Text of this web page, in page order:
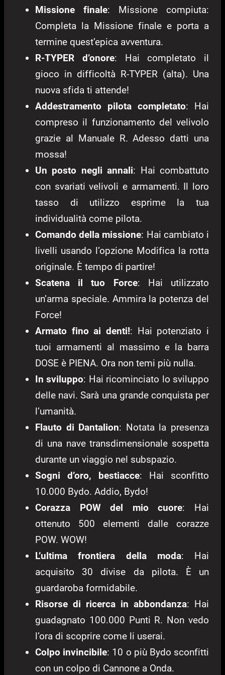
Missione finale: Missione compiuta:
Completa la Missione finale e porta a
termine quest’epica avventura.
R-TYPER d’onore: Hai completato il
gioco in difficoltà R-TYPER (alta). Una
nuova sfida ti attende!
Addestramento pilota completato: Hai
compreso il funzionamento del velivolo
grazie al Manuale R. Adesso datti una
mossa!
Un posto negli annali: Hai combattuto
con svariati velivoli e armamenti. Il loro
tasso di utilizzo esprime la tua
individualità come pilota.
Comando della missione: Hai cambiato i
livelli usando l’opzione Modifica la rotta
originale. È tempo di partire!
Scatena il tuo Force: Hai utilizzato
un’arma speciale. Ammira la potenza del
Force!
Armato fino ai denti!: Hai potenziato i
tuoi armamenti al massimo e la barra
DOSE è PIENA. Ora non temi più nulla.
In sviluppo: Hai ricominciato lo sviluppo
delle navi. Sarà una grande conquista per
l’umanità.
Flauto di Dantalion: Notata la presenza
di una nave transdimensionale sospetta
durante un viaggio nel subspazio.
Sogni d’oro, bestiacce: Hai sconfitto
10.000 Bydo. Addio, Bydo!
Corazza POW del mio cuore: Hai
ottenuto 500 elementi dalle corazze
POW. WOW!
L’ultima frontiera della moda: Hai
acquisito 30 divise da pilota. È un
guardaroba formidabile.
Risorse di ricerca in abbondanza: Hai
guadagnato 100.000 Punti R. Non vedo
l’ora di scoprire come li userai.
Colpo invincibile: 10 o più Bydo sconfitti
con un colpo di Cannone a Onda.